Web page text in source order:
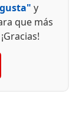
y
que más